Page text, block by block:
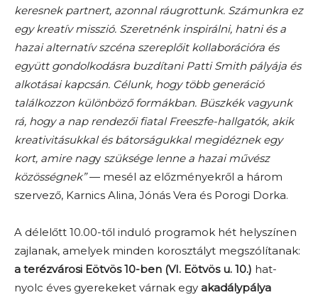
keresnek partnert, azonnal ráugrottunk. Számunkra ez
egy kreatív misszió. Szeretnénk inspirálni, hatni és a
hazai alternatív szcéna szereplőit kollaborációra és
együtt gondolkodásra buzdítani Patti Smith pályája és
alkotásai kapcsán. Célunk, hogy több generáció
találkozzon különböző formákban. Büszkék vagyunk
rá, hogy a nap rendezői fiatal Freeszfe-hallgatók, akik
kreativitásukkal és bátorságukkal megidéznek egy
kort, amire nagy szüksége lenne a hazai művész
közösségnek”— mesél az előzményekről a három
szervező, Karnics Alina, Jónás Vera és Porogi Dorka.
A délelőtt 10.00-től induló programok hét helyszínen
zajlanak, amelyek minden korosztályt megszólítanak:
a terézvárosi Eötvös 10-ben (VI. Eötvös u. 10.) hat-
nyolc éves gyerekeket várnak egy akadálypálya